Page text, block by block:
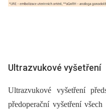
Ultrazvukové vyšetření
Ultrazvukové vyšetření
předoperační vyšetření